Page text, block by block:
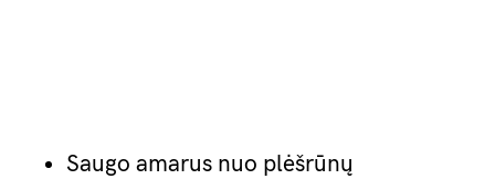
Saugo amarus nuo plėšrūnų